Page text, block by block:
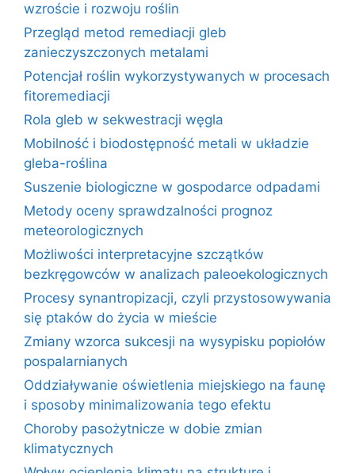
wzroście i rozwoju roślin
Przegląd metod remediacji gleb
zanieczyszczonych metalami
Potencjał roślin wykorzystywanych w procesach
fitoremediacji
Rola gleb w sekwestracji węgla
Mobilność i biodostępność metali w układzie
gleba-roślina
Suszenie biologiczne w gospodarce odpadami
Metody oceny sprawdzalności prognoz
meteorologicznych
Możliwości interpretacyjne szczątków
bezkręgowców w analizach paleoekologicznych
Procesy synantropizacji, czyli przystosowywania
się ptaków do życia w mieście
Zmiany wzorca sukcesji na wysypisku popiołów
pospalarnianych
Oddziaływanie oświetlenia miejskiego na faunę
i sposoby minimalizowania tego efektu
Choroby pasożytnicze w dobie zmian
klimatycznych